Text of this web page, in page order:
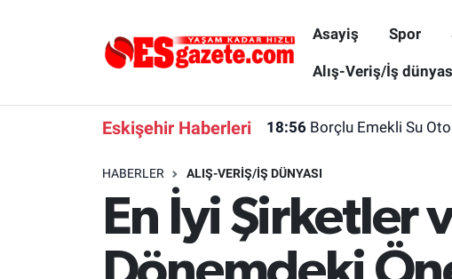
Asayiş Spor
Alış-Veriş/İş
Eskişehir Haberleri 18:56 Borçlu Emekli Su
HABERLER ALIŞ-VERIŞ/İŞ DÜNYASI
En İyi Şirketler
Eskişehirspor Arşivi
Eskişehir Arşivi
Eskişehir Nöbetçi Eczaneler
Süper Lig Puan Durumu ve Fikstür
Tüm Manşetler